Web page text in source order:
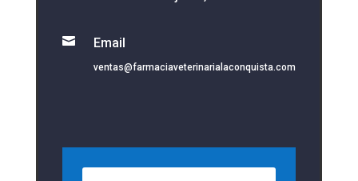
 Email
ventas@farmaciaveterinarialaconquista.com